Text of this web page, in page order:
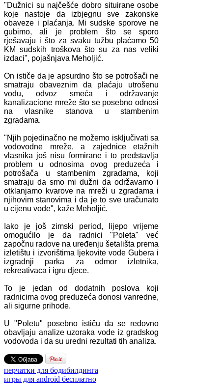
"Dužnici su najčešće dobro situirane osobe
koje nastoje da izbjegnu sve zakonske
obaveze i plaćanja. Mi sudske sporove ne
gubimo, ali je problem što se sporo
rješavaju i što za svaku tužbu plaćamo 50
KM sudskih troškova što su za nas veliki
izdaci", pojašnjava Meholjić.
On ističe da je apsurdno što se potrošači ne
smatraju obaveznim da plaćaju utrošenu
vodu, odvoz smeća i održavanje
kanalizacione mreže što se posebno odnosi
na vlasnike stanova u stambenim
zgradama.
"Njih pojedinačno ne možemo isključivati sa
vodovodne mreže, a zajednice etažnih
vlasnika još nisu formirane i to predstavlja
problem u odnosima ovog preduzeća i
potrošača u stambenim zgradama, koji
smatraju da smo mi dužni da održavamo i
otklanjamo kvarove na mreži u zgradama i
njihovim stanovima i da je to sve uračunato
u cijenu vode", kaže Meholjić.
Iako je još zimski period, lijepo vrijeme
omogućilo je da radnici "Poleta" već
započnu radove na uređenju šetališta prema
izletištu i izvorištima ljekovite vode Gubera i
izgradnji parka za odmor izletnika,
rekreativaca i igru djece.
To je jedan od dodatnih poslova koji
radnicima ovog preduzeća donosi vanredne,
ali sigurne prihode.
U "Poletu" posebno ističu da se redovno
obavljaju analize uzoraka vode iz gradskog
vodovoda i da su uredni rezultati tih analiza.
перчатки для бодибилдинга
игры для android бесплатно